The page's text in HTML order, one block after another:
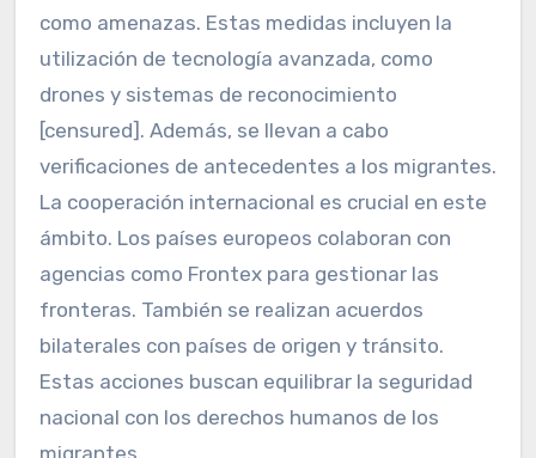
como amenazas. Estas medidas incluyen la
utilización de tecnología avanzada, como
drones y sistemas de reconocimiento
[censured]. Además, se llevan a cabo
verificaciones de antecedentes a los migrantes.
La cooperación internacional es crucial en este
ámbito. Los países europeos colaboran con
agencias como Frontex para gestionar las
fronteras. También se realizan acuerdos
bilaterales con países de origen y tránsito.
Estas acciones buscan equilibrar la seguridad
nacional con los derechos humanos de los
migrantes.